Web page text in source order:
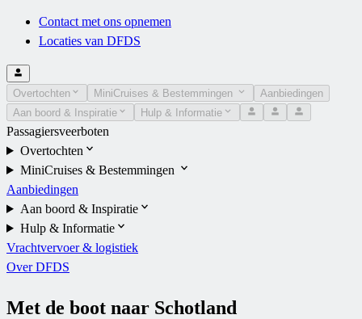
Contact met ons opnemen
Locaties van DFDS
Overtochten MiniCruises & Bestemmingen
Aanbiedingen
Aan boord & Inspiratie
Hulp & Informatie
Passagiersveerboten
Overtochten
MiniCruises & Bestemmingen
Aanbiedingen
Aan boord & Inspiratie
Hulp & Informatie
Vrachtvervoer & logistiek
Over DFDS
Met de boot naar Schotland